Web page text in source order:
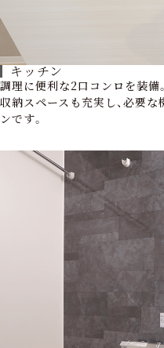
キッチン
調理に便利な2口コンロを装備。
収納スペースも充実し、必要
ンです。